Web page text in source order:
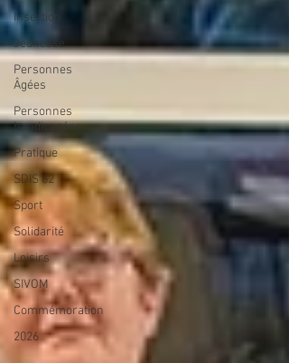
Insertion
Jeunesse
Personnes
Âgées
Personnes
handicapées
Pratique
SDIS 62
Sport
Solidarité
Loisirs
SIVOM
Commémoration
2026